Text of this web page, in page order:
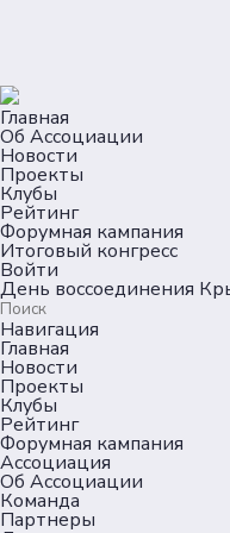
Главная
Об Ассоциации
Новости
Проекты
Клубы
Рейтинг
Форумная кампания
Итоговый конгресс
Войти
День воссоединения
Навигация
Главная
Новости
Проекты
Клубы
Рейтинг
Форумная кампания
Ассоциация
Об Ассоциации
Команда
Партнеры